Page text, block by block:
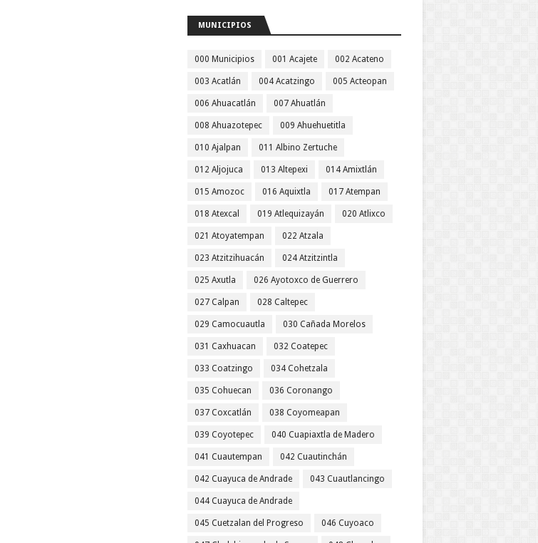
MUNICIPIOS
000 Municipios 001 Acajete 002 Acateno
003 Acatlán 004 Acatzingo 005 Acteopan
006 Ahuacatlán 007 Ahuatlán
008 Ahuazotepec 009 Ahuehuetitla
010 Ajalpan 011 Albino Zertuche
012 Aljojuca 013 Altepexi 014 Amixtlán
015 Amozoc 016 Aquixtla 017 Atempan
018 Atexcal 019 Atlequizayán 020 Atlixco
021 Atoyatempan 022 Atzala
023 Atzitzihuacán 024 Atzitzintla
025 Axutla 026 Ayotoxco de Guerrero
027 Calpan 028 Caltepec
029 Camocuautla 030 Cañada Morelos
031 Caxhuacan 032 Coatepec
033 Coatzingo 034 Cohetzala
035 Cohuecan 036 Coronango
037 Coxcatlán 038 Coyomeapan
039 Coyotepec 040 Cuapiaxtla de Madero
041 Cuautempan 042 Cuautinchán
042 Cuayuca de Andrade 043 Cuautlancingo
044 Cuayuca de Andrade
045 Cuetzalan del Progreso 046 Cuyoaco